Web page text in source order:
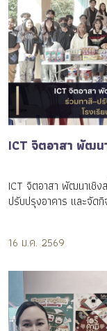
ICT จิตอาสา พัฒน
ICT จิตอาสา พัฒนาเชิ
ปรับปรุงอาคาร และจัด
16 ม.ค. 2569